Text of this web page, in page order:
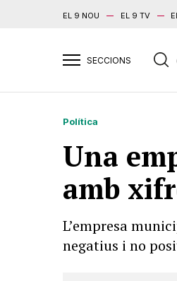
EL 9 NOU EL 9 TV
Política
Una
amb
L’empresa
negatius i no